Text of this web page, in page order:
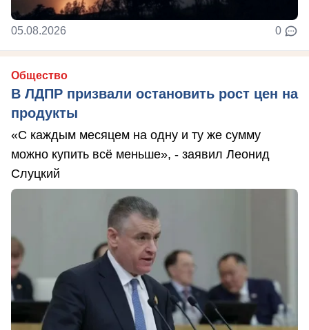
05.08.2026 0
Общество
В ЛДПР призвали остановить рост цен на
продукты
«С каждым месяцем на одну и ту же сумму
можно купить всё меньше», - заявил Леонид
Слуцкий